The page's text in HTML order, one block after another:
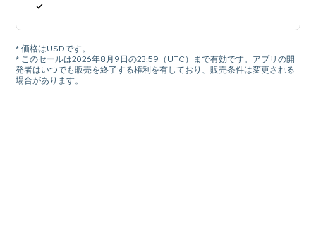
* 価格はUSDです。
* このセールは2026年8月9日の23:59（UTC）まで有効です。アプリの開
発者はいつでも販売を終了する権利を有しており、販売条件は変更される
場合があります。